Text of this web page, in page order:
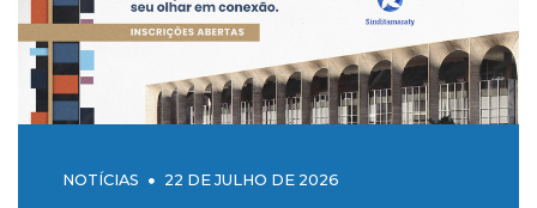
NOTÍCIAS 22 DE JULHO DE 2026